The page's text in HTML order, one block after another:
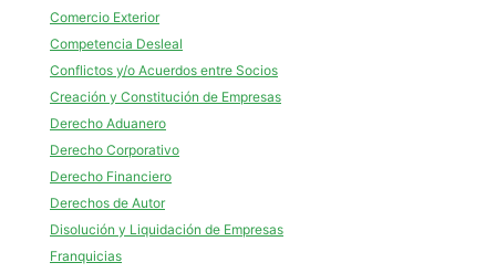
Comercio Exterior
Competencia Desleal
Conflictos y/o Acuerdos entre Socios
Creación y Constitución de Empresas
Derecho Aduanero
Derecho Corporativo
Derecho Financiero
Derechos de Autor
Disolución y Liquidación de Empresas
Franquicias